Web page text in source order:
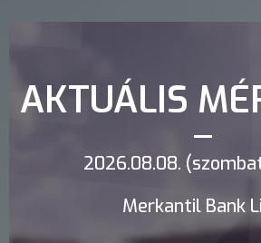
AKTUÁLIS
2026.08.08.
Merkantil Bank